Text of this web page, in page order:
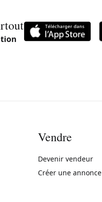
Vendre
Devenir vendeur
Créer une annonce